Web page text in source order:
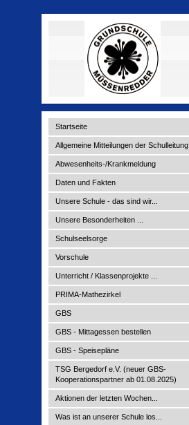
Startseite
Allgemeine Mitteilungen der Schulleitung
Abwesenheits-/Krankmeldung
Daten und Fakten
Unsere Schule - das sind wir...
Unsere Besonderheiten ...
Schulseelsorge
Vorschule
Unterricht / Klassenprojekte ...
PRIMA-Mathezirkel
GBS
GBS - Mittagessen bestellen
GBS - Speisepläne
TSG Bergedorf e.V. (neuer GBS-
Kooperationspartner ab 01.08.2025)
Aktionen der letzten Wochen...
Was ist an unserer Schule los...